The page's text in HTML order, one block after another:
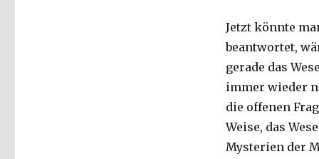
Jetzt könnte
beantwortet,
gerade das
immer wieder
die offenen
Weise, das
Mysterien der